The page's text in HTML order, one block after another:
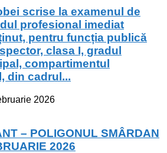
scrise la examenul de
profesional imediat
pentru funcția publică
clasa I, gradul
compartimentul
din cadrul...
2026
– POLIGONUL SMÂRDAN
2026